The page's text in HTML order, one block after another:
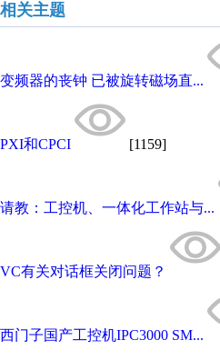
相关主题
变频器的丧钟 已被旋转磁场直...
PXI和CPCI [1159]
请教：工控机、一体化工作站与...
VC有关对话框关闭问题？
西门子国产工控机IPC3000 SM...